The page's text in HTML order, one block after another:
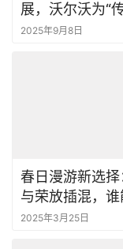
展，沃尔沃为“
华”正名
2025年9月8日
春日漫游新选择
与荣放插混，谁
大场景？
2025年3月25日